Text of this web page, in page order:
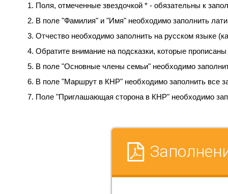
Поля, отмеченные звездочкой * - обязательны к
В поле "Фамилия" и "Имя" необходимо заполнить
Отчество необходимо заполнить на русском языке
Обратите внимание на подсказки, которые
В поле "Основные члены семьи" необходимо
В поле "Маршрут в КНР" необходимо заполнить все
Поле "Приглашающая сторона в КНР" необходимо